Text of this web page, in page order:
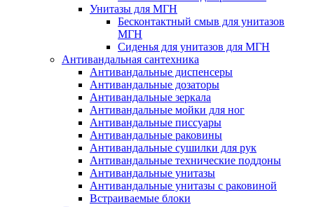
Унитазы для МГН
Бесконтактный смыв для унитазов
МГН
Сиденья для унитазов для МГН
Антивандальная сантехника
Антивандальные диспенсеры
Антивандальные дозаторы
Антивандальные зеркала
Антивандальные мойки для ног
Антивандальные писсуары
Антивандальные раковины
Антивандальные сушилки для рук
Антивандальные технические поддоны
Антивандальные унитазы
Антивандальные унитазы с раковиной
Встраиваемые блоки